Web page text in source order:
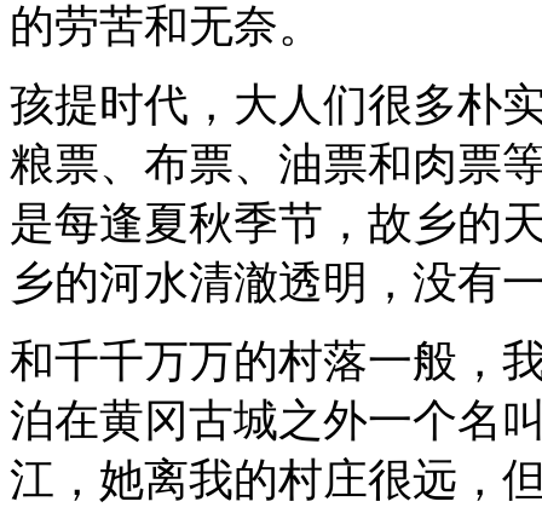
的劳苦和无奈。
孩提时代，大人们很多朴
粮票、布票、油票和肉票
是每逢夏秋季节，故乡的
乡的河水清澈透明，没有
和千千万万的村落一般，
泊在黄冈古城之外一个名
江，她离我的村庄很远，